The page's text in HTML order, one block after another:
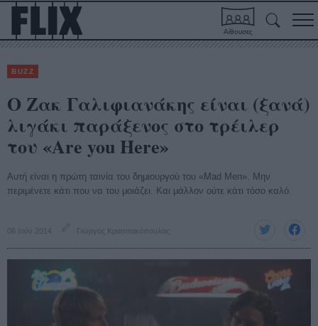
Αίθουσες
BUZZ
Ο Ζακ Γαλιφιανάκης είναι (ξανά)
λιγάκι παράξενος στο τρέιλερ
του «Are you Here»
Αυτή είναι η πρώτη ταινία του δημιουργού του «Mad Men». Μην
περιμένετε κάτι που να του μοιάζει. Και μάλλον ούτε κάτι τόσο καλό.
06 Ιούν 2014 Γιώργος Κρασσακόπουλος